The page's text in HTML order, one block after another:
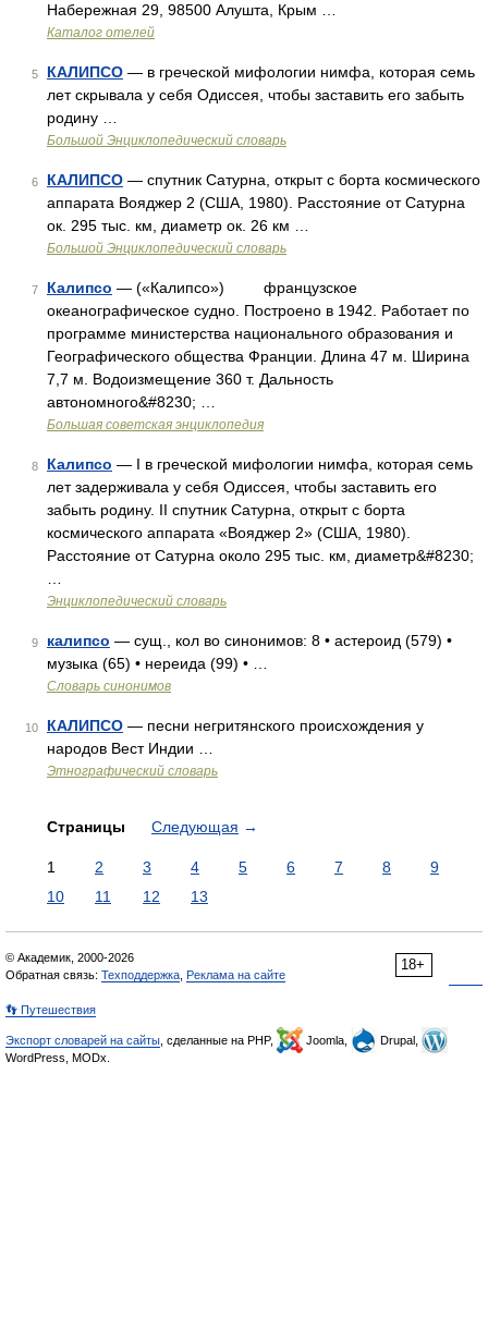
Набережная 29, 98500 Алушта, Крым …
Каталог отелей
5 КАЛИПСО — в греческой мифологии нимфа, которая семь
лет скрывала у себя Одиссея, чтобы заставить его забыть
родину …
Большой Энциклопедический словарь
6 КАЛИПСО — спутник Сатурна, открыт с борта космического
аппарата Вояджер 2 (США, 1980). Расстояние от Сатурна
ок. 295 тыс. км, диаметр ок. 26 км …
Большой Энциклопедический словарь
7 Калипсо — («Калипсо») французское
океанографическое судно. Построено в 1942. Работает по
программе министерства национального образования и
Географического общества Франции. Длина 47 м. Ширина
7,7 м. Водоизмещение 360 т. Дальность
автономного&#8230; …
Большая советская энциклопедия
8 Калипсо — I в греческой мифологии нимфа, которая семь
лет задерживала у себя Одиссея, чтобы заставить его
забыть родину. II спутник Сатурна, открыт с борта
космического аппарата «Вояджер 2» (США, 1980).
Расстояние от Сатурна около 295 тыс. км, диаметр&#8230;
Энциклопедический словарь
9 калипсо — сущ., кол во синонимов: 8 • астероид (579) •
музыка (65) • нереида (99) • …
Словарь синонимов
10 КАЛИПСО — песни негритянского происхождения у
народов Вест Индии …
Этнографический словарь
Страницы Следующая →
1 2 3 4 5 6 7 8
9
10
11 12 13
18+
© Академик, 2000-2026
Обратная связь: Техподдержка Реклама на сайте
👣 Путешествия
Экспорт словарей на сайты , сделанные на PHP, Joomla,
Drupal,
WordPress, MODx.